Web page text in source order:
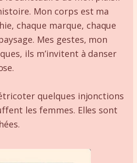
Mon corps est ma
chaque marque, chaque
Mes gestes, mon
ils m’invitent à danser
quelques injonctions
les femmes. Elles sont